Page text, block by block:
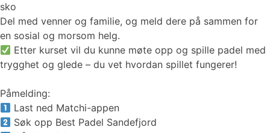
sko
Del med venner og familie, og meld dere på sammen for
en sosial og morsom helg.
Etter kurset vil du kunne møte opp og spille padel med
trygghet og glede – du vet hvordan spillet fungerer!
Påmelding:
Last ned Matchi-appen
Søk opp Best Padel Sandefjord